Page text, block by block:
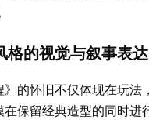
格的视觉与叙事表达
》的怀旧不仅体现在玩
在保留经典造型的同时